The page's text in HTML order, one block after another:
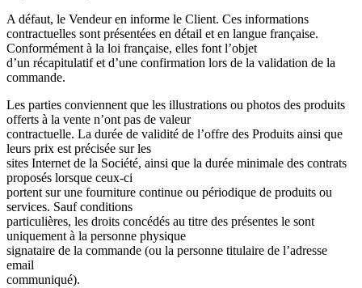
A défaut, le Vendeur en informe le Client. Ces informations
contractuelles sont présentées en détail et en langue française.
Conformément à la loi française, elles font l’objet
d’un récapitulatif et d’une confirmation lors de la validation de la
commande.
Les parties conviennent que les illustrations ou photos des produits
offerts à la vente n’ont pas de valeur
contractuelle. La durée de validité de l’offre des Produits ainsi que
leurs prix est précisée sur les
sites Internet de la Société, ainsi que la durée minimale des contrats
proposés lorsque ceux-ci
portent sur une fourniture continue ou périodique de produits ou
services. Sauf conditions
particulières, les droits concédés au titre des présentes le sont
uniquement à la personne physique
signataire de la commande (ou la personne titulaire de l’adresse
email
communiqué).